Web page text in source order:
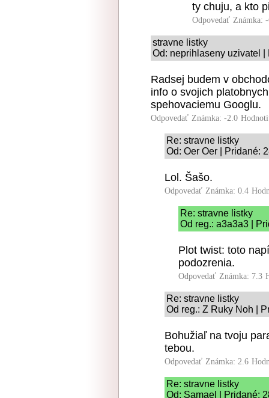
ty chuju, a kto
Odpovedať Známka:
stravne listky
Od: neprihlaseny uzivatel
Radsej budem v
info o svojich
spehovaciemu Googlu.
Odpovedať Známka: -2.0
Re: stravne listky
Od: Oer Oer | Pridané:
Lol. Šašo.
Odpovedať Známka: 0.4
Re: stravne listky
Od reg.: a3a3a3 |
Plot twist: toto
podozrenia.
Odpovedať Známka: 7.3
Re: stravne listky
Od reg.: Z Ruky Noh |
Bohužiaľ na tvoju
tebou.
Odpovedať Známka: 2.6
Re: stravne listky
Od: Samael | Pridané: